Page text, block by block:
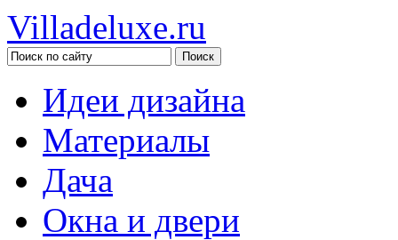
Villadeluxe.ru
Идеи дизайна
Материалы
Дача
Окна и двери